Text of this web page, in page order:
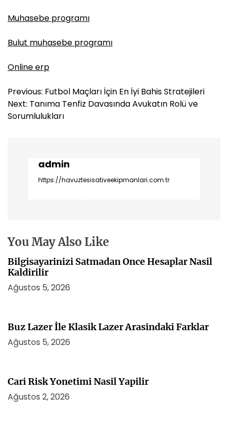
Muhasebe programı
Bulut muhasebe programı
Online erp
Y
a
z
g
e
z
i
n
m
e
i
Previous: Futbol Maçları İçin En İyi Bahis Stratejileri
Next: Tanıma Tenfiz Davasında Avukatın Rolü ve
Sorumlulukları
admin
https://havuztesisativeekipmanlari.com.tr
You May Also Like
Bilgisayarinizi Satmadan Once Hesaplar Nasil
Kaldirilir
Ağustos 5, 2026
Buz Lazer İle Klasik Lazer Arasindaki Farklar
Ağustos 5, 2026
Cari Risk Yonetimi Nasil Yapilir
Ağustos 2, 2026